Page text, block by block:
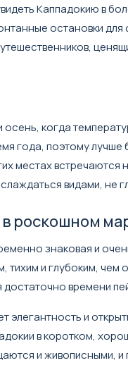
Каппадокию в
остановки для
когда
года, поэтому
местах
видами, не
роскошном
знаковая и
тихим и глубоким,
времени
элегантность и
в коротком,
и живописными, и